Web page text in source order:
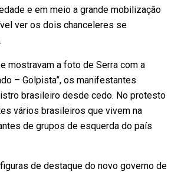
e em meio a grande mobilização
ver os dois chanceleres se
mostravam a foto de Serra com a
– Golpista”, os manifestantes
brasileiro desde cedo. No protesto
vários brasileiros que vivem na
de grupos de esquerda do país
de destaque do novo governo de